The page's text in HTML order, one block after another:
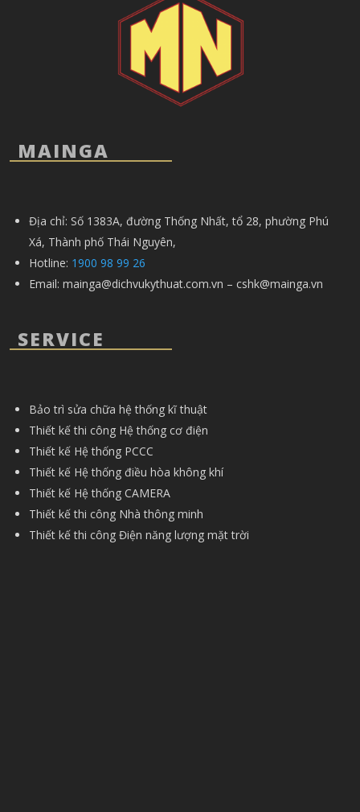
MAINGA
Địa chỉ: Số 1383A, đường Thống Nhất, tổ 28, phường Phú
Xá, Thành phố Thái Nguyên,
Hotline: 1900 98 99 26
Email: mainga@dichvukythuat.com.vn – cshk@mainga.vn
SERVICE
Bảo trì sửa chữa hệ thống kĩ thuật
Thiết kế thi công Hệ thống cơ điện
Thiết kế Hệ thống PCCC
Thiết kế Hệ thống điều hòa không khí
Thiết kế Hệ thống CAMERA
Thiết kế thi công Nhà thông minh
Thiết kế thi công Điện năng lượng mặt trời